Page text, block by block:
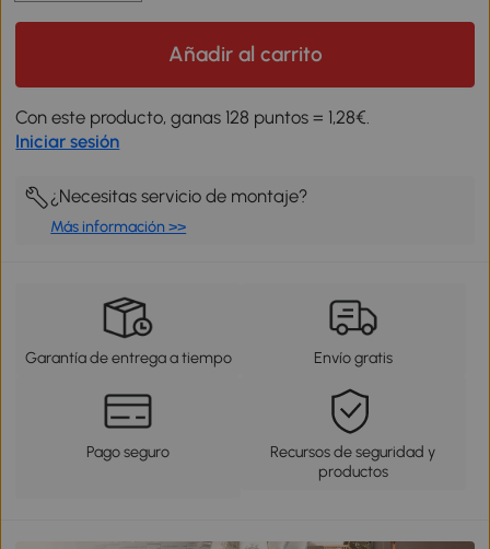
Añadir al carrito
Con este producto, ganas 128 puntos = 1,28€.
Iniciar sesión
¿Necesitas servicio de montaje?
Más información >>
Garantía de entrega a tiempo Envío gratis
Pago seguro
Recursos de seguridad y
productos